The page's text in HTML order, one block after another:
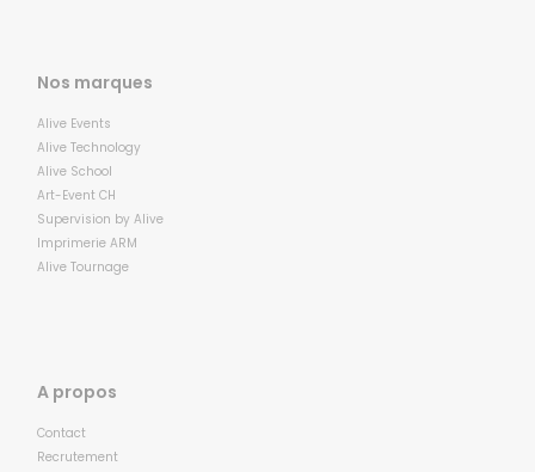
Nos marques
Alive Events
Alive Technology
Alive School
Art-Event CH
Supervision by Alive
Imprimerie ARM
Alive Tournage
A propos
Contact
Recrutement